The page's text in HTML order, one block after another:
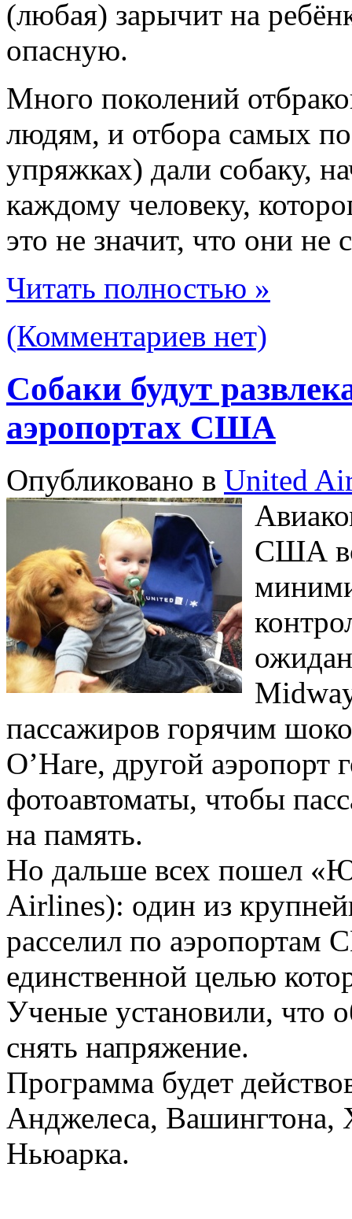
(любая) зарычит на
опасную.
Много поколений
людям, и отбора самых
упряжках) дали собаку,
каждому человеку,
это не значит, что они
Читать полностью »
(Комментариев нет)
Собаки будут
аэропортах США
Опубликовано в United
США
пассажиров горячим
O’Hare, другой аэропорт
фотоавтоматы, чтобы
на память.
Но дальше всех пошел
Airlines): один из
расселил по аэропортам
единственной целью
Ученые установили, что
снять напряжение.
Программа будет
Анджелеса, Вашингтона,
Ньюарка.